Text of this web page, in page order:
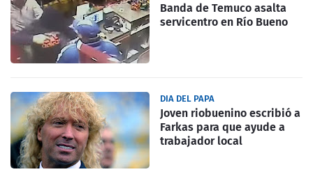
Banda de Temuco asalta
servicentro en Río Bueno
DIA DEL PAPA
Joven riobuenino escribió a
Farkas para que ayude a
trabajador local